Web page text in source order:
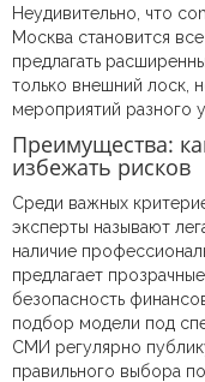
Неудивительно, что
Москва становится
предлагать
только внешний лоск,
мероприятий разного
Преимущества:
избежать рисков
Среди важных
эксперты называют
наличие
предлагает
безопасность
подбор модели под
СМИ регулярно
правильного выбора